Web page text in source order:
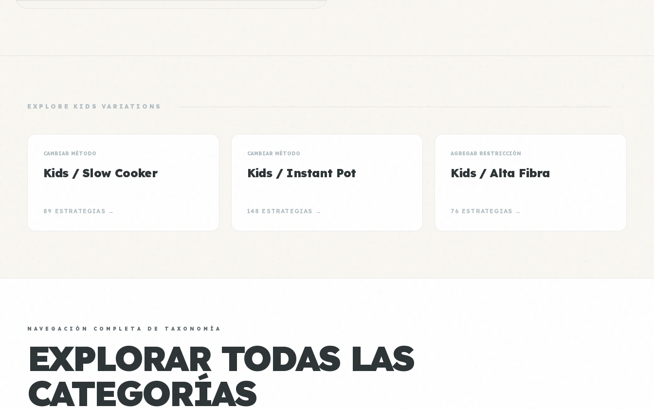
EXPLORE KIDS VARIATIONS
CAMBIAR MÉTODO
Kids / Slow Cooker
89 ESTRATEGIAS →
CAMBIAR MÉTODO
Kids / Instant Pot
148 ESTRATEGIAS →
AGREGAR RESTRICCIÓN
Kids / Alta Fibra
76 ESTRATEGIAS →
NAVEGACIÓN COMPLETA DE TAXONOMÍA
EXPLORAR TODAS LAS
CATEGORÍAS